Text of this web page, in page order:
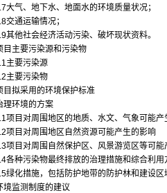
大气、地下水、地面水的环境质量状况；
交通运输情况；
其他社会经济活动污染、破坏现状资料。
目主要污染源和污染物
主要污染源
主要污染物
目拟采用的环境保护标准
理环境的方案
项目对周围地区的地质、水文、气象可能产
项目对周围地区自然资源可能产生的影响
项目对周围自然保护区、风景游览区等可能
各种污染物最终排放的治理措施和综合利用
绿化措施，包括防护地带的防护林和建设区
境监测制度的建议